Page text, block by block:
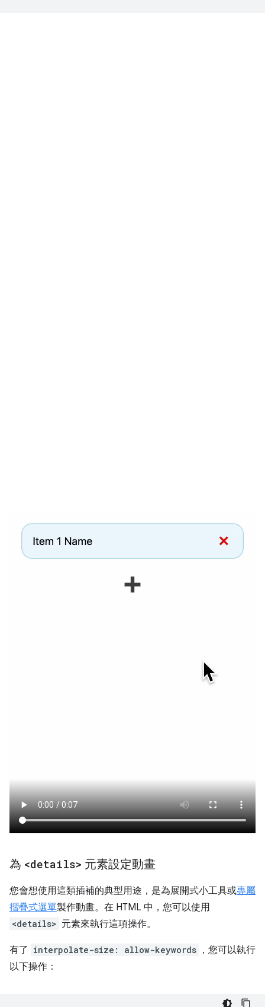
為 <details> 元素設定動畫
您會想使用這類插補的典型用途，是為展開式小工具或專屬
摺疊式選單製作動畫。在 HTML 中，您可以使用
<details> 元素來執行這項操作。
有了 interpolate-size: allow-keywords ，您可以執行
以下操作：